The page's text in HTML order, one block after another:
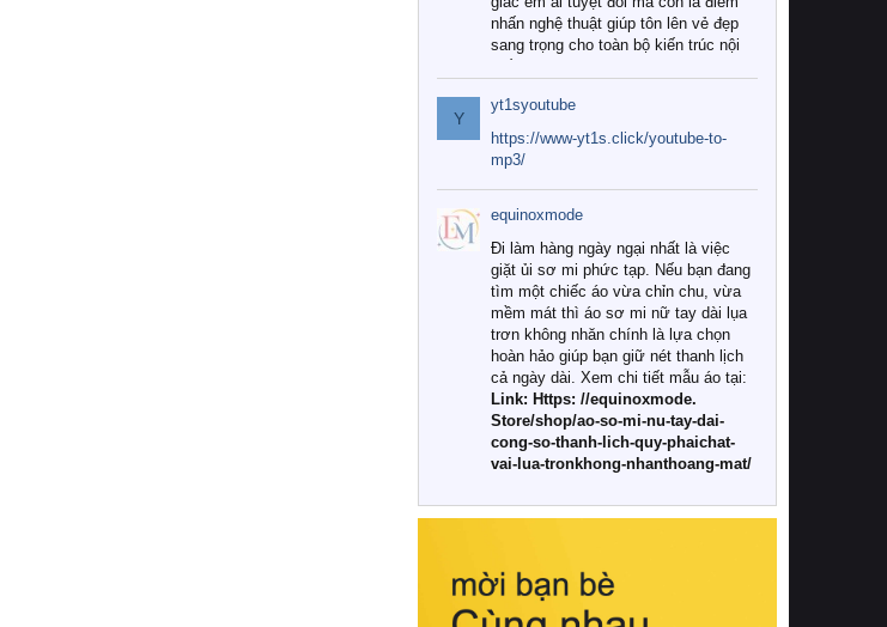
nhấn nghệ thuật giúp tôn lên vẻ đẹp
sang trọng cho toàn bộ kiến trúc nội
Tuy nhiên, giữa thị trường đa dạng
với vô vàn thương hiệu và mẫu mã
như hiện nay, làm thế nào để chọn
được những bộ chăn ga gối đệm cao
cấp thực sự chất lượng, phù hợp với
khí hậu và nhu cầu sử dụng của gia
đình? Hãy cùng chúng tôi đi tìm lời
giải đáp chi tiết qua bài viết dưới đây.
1. Tại sao các gia đình hiện đại lại ưa
chuộng chăn ga gối đệm cao cấp?
Khác với các dòng sản phẩm thông
thường, những bộ chăn ga gối đệm
cao cấp trải qua quy trình sản xuất
nghiêm ngặt từ khâu chọn lọc nguyên
liệu tự nhiên đến công nghệ dệt
nhuộm hiện đại không chứa hóa chất
này, bạn sẽ cảm nhận rõ rệt sự khác
hồi chuẩn xác của phần đệm nâng đỡ
cột sống.
Y
yt1syoutube
https://www-yt1s.click/youtube-to-
mp3/
equinoxmode
Đi làm hàng ngày ngại nhất là việc
giặt ủi sơ mi phức tạp. Nếu bạn đang
tìm một chiếc áo vừa chỉn chu, vừa
mềm mát thì áo sơ mi nữ tay dài lụa
trơn không nhăn chính là lựa chọn
hoàn hảo giúp bạn giữ nét thanh lịch
cả ngày dài. Xem chi tiết mẫu áo tại:
Link: Https: //equinoxmode.
Store/shop/ao-so-mi-nu-tay-dai-
cong-so-thanh-lich-quy-phaichat-
vai-lua-tronkhong-nhanthoang-mat/